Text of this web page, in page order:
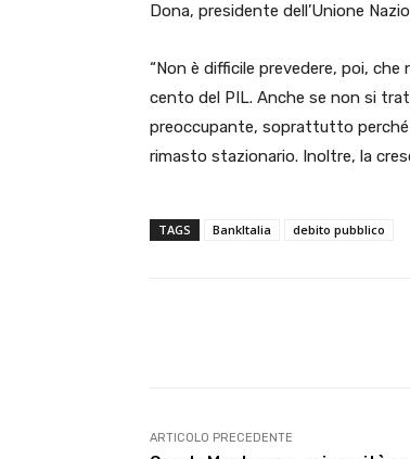
Dona, presidente dell’Unione
“Non è difficile prevedere, poi,
cento del PIL. Anche se non si
preoccupante, soprattutto perché
rimasto stazionario. Inoltre, la
TAGS BankItalia debito pubblico
ARTICOLO PRECEDENTE